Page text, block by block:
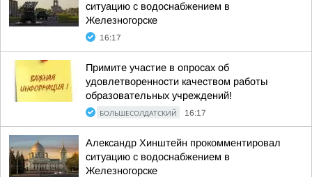
ситуацию с водоснабжением в
Железногорске
16:17
Примите участие в опросах об
удовлетворенности качеством работы
образовательных учреждений!
БОЛЬШЕСОЛДАТСКИЙ 16:17
Александр Хинштейн прокомментировал
ситуацию с водоснабжением в
Железногорске